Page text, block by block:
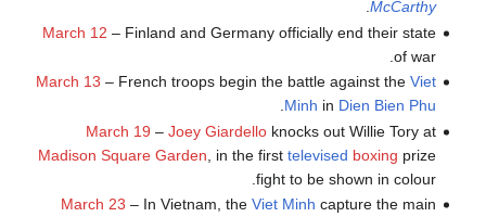
McCarthy
.
March 12 – Finland and Germany officially end their state
of war.
March 13 – French troops begin the battle against the Viet
Minh in Dien Bien Phu
March 19 – Joey Giardelloknocks out Willie Tory at
Madison Square Garden , in the first televised boxing prize
fight to be shown in colour.
March 23 – In Vietnam, the Viet Minh capture the main